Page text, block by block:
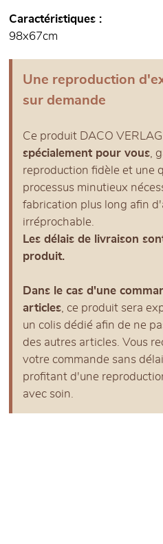
Caractéristiques
98x67cm
Une reproduction
sur demande
Ce produit DACO
spécialement pour vous,
reproduction fidèle et une
processus minutieux
fabrication plus long afin
irréprochable.
Les délais de livraison
produit.
Dans le cas d'une
articles, ce produit sera
un colis dédié afin de ne
des autres articles. Vous
votre commande sans
profitant d'une
avec soin.